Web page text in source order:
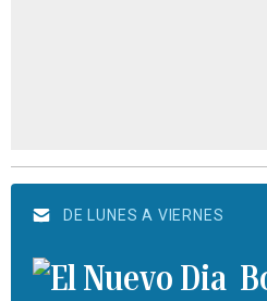
DE LUNES A VIERNES